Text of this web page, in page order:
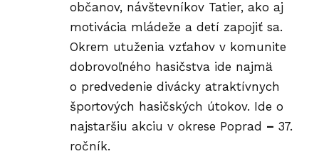
občanov, návštevníkov Tatier, ako aj
motivácia mládeže a detí zapojiť sa.
Okrem utuženia vzťahov v komunite
dobrovoľného hasičstva ide najmä
o predvedenie divácky atraktívnych
športových hasičských útokov. Ide o
najstaršiu akciu v okrese Poprad – 37.
ročník.